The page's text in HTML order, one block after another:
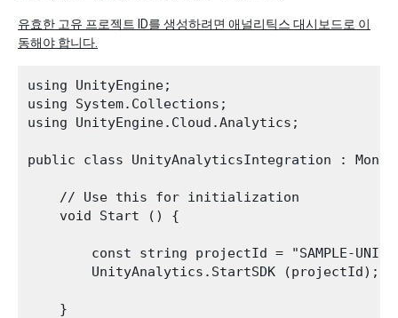
유효한 고유 프로젝트 ID를 생성하려면 애널리틱스 대시보드로 이
동해야 합니다.
using UnityEngine;
using System.Collections;
using UnityEngine.Cloud.Analytics;
public class UnityAnalyticsIntegration :
    // Use this for initialization
    void Start () {
const string projectId = "SAMPLE-
        UnityAnalytics.StartSDK (projectId);
    }